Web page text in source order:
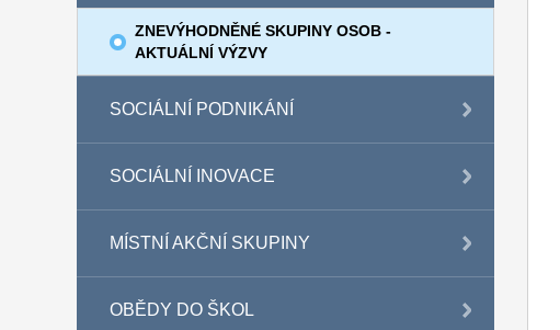
ZNEVÝHODNĚNÉ SKUPINY OSOB -
AKTUÁLNÍ VÝZVY
SOCIÁLNÍ PODNIKÁNÍ
SOCIÁLNÍ INOVACE
MÍSTNÍ AKČNÍ SKUPINY
OBĚDY DO ŠKOL